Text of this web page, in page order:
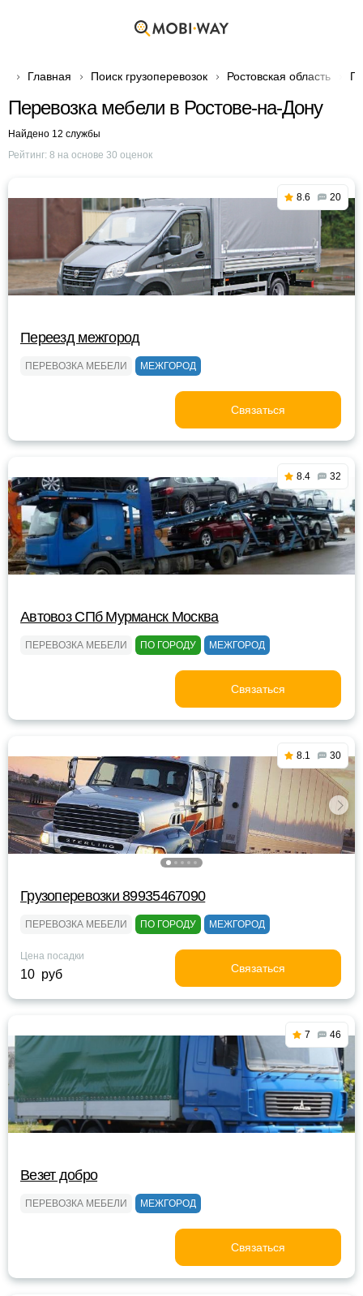
Главная Поиск грузоперевозок Ростовская область
Перевозка мебели в Ростове-на-Дону
Найдено 12 службы
Рейтинг: 8 на основе 30 оценок
8.6 20
Переезд межгород
ПЕРЕВОЗКА МЕБЕЛИ МЕЖГОРОД
Связаться
8.4 32
Автовоз СПб Мурманск Москва
ПЕРЕВОЗКА МЕБЕЛИ ПО ГОРОДУ МЕЖГОРОД
Связаться
8.1 30
Грузоперевозки 89935467090
ПЕРЕВОЗКА МЕБЕЛИ ПО ГОРОДУ МЕЖГОРОД
Цена посадки
10 руб Связаться
7 46
Везет добро
ПЕРЕВОЗКА МЕБЕЛИ МЕЖГОРОД
Связаться